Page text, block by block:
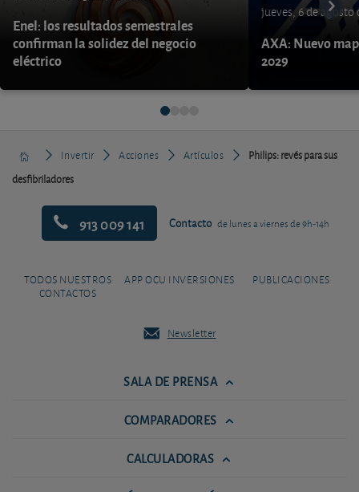
Enel: los resultados semestrales
confirman la solidez del negocio
eléctrico
jueves, 6 de agosto
AXA: Nuevo
2029
Invertir Acciones Artículos
Philips: revés para sus
desfibriladores
913 009 141 Contacto de lunes a viernes de 9h-14h
TODOS NUESTROS
CONTACTOS
APP OCU INVERSIONES PUBLICACIONES
Newsletter
SALA DE PRENSA
COMPARADORES
CALCULADORAS